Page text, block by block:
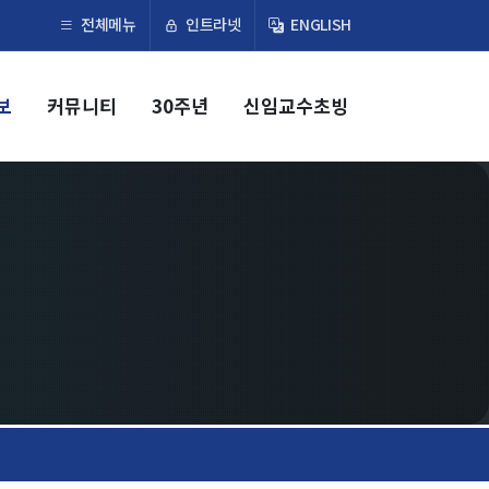
전체메뉴 인트라넷 ENGLISH
커뮤니티 30주년 신임교수초빙
×
교육
학부
연합전공 지능형 통신